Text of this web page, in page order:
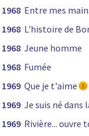
1968 Entre mes
1968 L'histoire de
1968 Jeune homme
1968 Fumée
1969 Que je t'aime
1969 Je suis né dans
1969 Rivière... ouvre